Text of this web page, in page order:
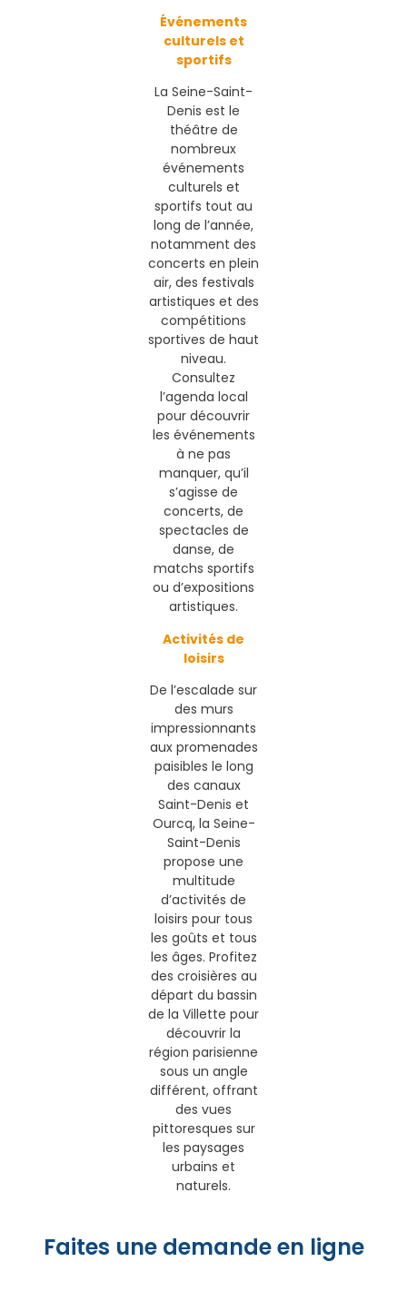
Événements
culturels et
sportifs
La Seine-Saint-
Denis est le
théâtre de
nombreux
événements
culturels et
sportifs tout au
long de l’année,
notamment des
concerts en plein
air, des festivals
artistiques et des
compétitions
sportives de haut
niveau.
Consultez
l’agenda local
pour découvrir
les événements
à ne pas
manquer, qu’il
s’agisse de
concerts, de
spectacles de
danse, de
matchs sportifs
ou d’expositions
artistiques.
Activités de
loisirs
De l’escalade sur
des murs
impressionnants
aux promenades
paisibles le long
des canaux
Saint-Denis et
Ourcq, la Seine-
Saint-Denis
propose une
multitude
d’activités de
loisirs pour tous
les goûts et tous
les âges. Profitez
des croisières au
départ du bassin
de la Villette pour
découvrir la
région parisienne
sous un angle
différent, offrant
des vues
pittoresques sur
les paysages
urbains et
naturels.
Faites une demande en ligne